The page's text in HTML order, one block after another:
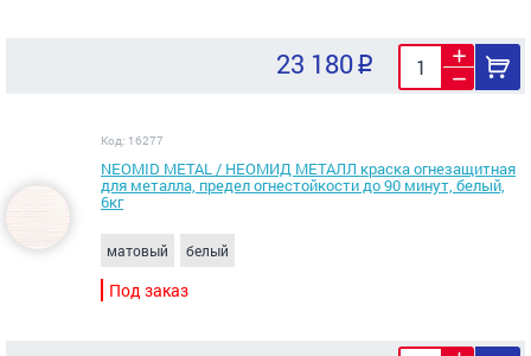
23 180
Код: 16277
NEOMID METAL / НЕОМИД МЕТАЛЛ краска огнезащитная
для металла, предел огнестойкости до 90 минут, белый,
6кг
матовый белый
Под заказ